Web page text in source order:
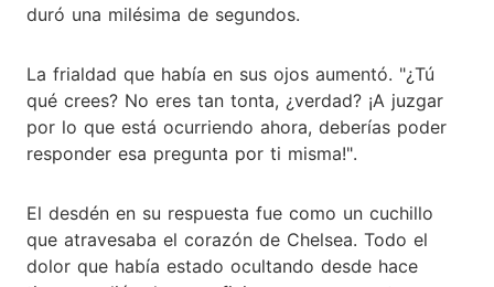
duró una milésima de segundos.
La frialdad que había en sus ojos aumentó. "¿Tú
qué crees? No eres tan tonta, ¿verdad? ¡A juzgar
por lo que está ocurriendo ahora, deberías poder
responder esa pregunta por ti misma!".
El desdén en su respuesta fue como un cuchillo
que atravesaba el corazón de Chelsea. Todo el
dolor que había estado ocultando desde hace